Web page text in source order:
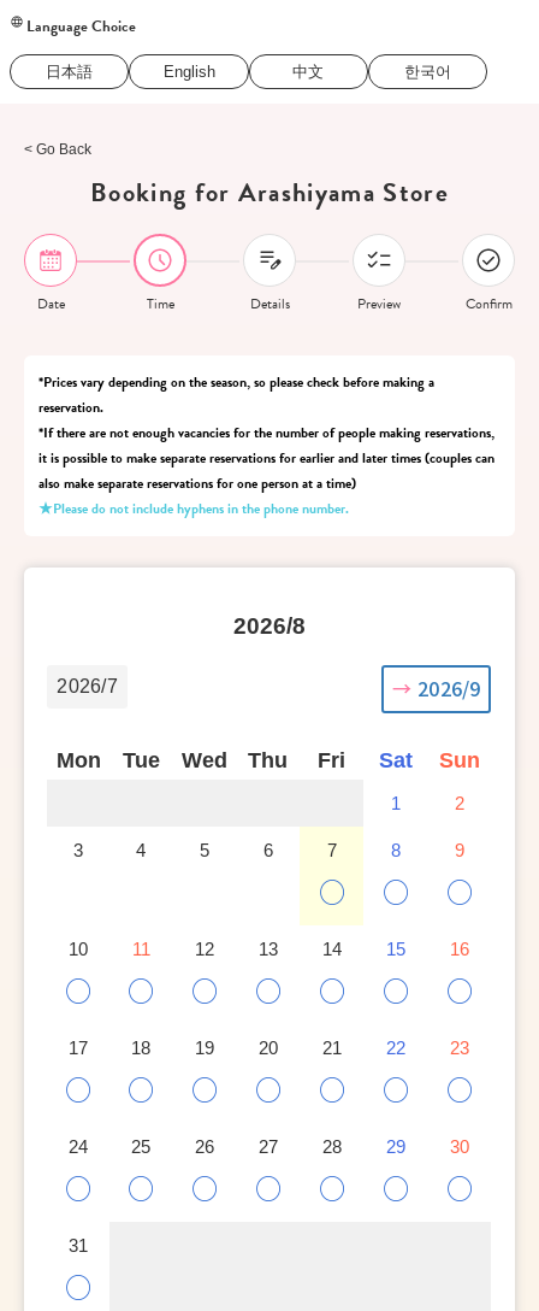
Language Choice
日本語 English 中文 한국어
< Go Back
Booking for Arashiyama Store
Date Time Details Preview Confirm
*Prices vary depending on the season, so please check before making a
reservation.
*If there are not enough vacancies for the number of people making reservations,
it is possible to make separate reservations for earlier and later times (couples can
also make separate reservations for one person at a time)
★Please do not include hyphens in the phone number.
2026/8
2026/7 2026/9
Mon Tue Wed Thu Fri Sat Sun
1 2
3 4 5 6 7
○
8
○
9
○
10
○
11
○
12
○
13
○
14
○
15
○
16
○
17
○
18
○
19
○
20
○
21
○
22
○
23
○
24
○
25
○
26
○
27
○
28
○
29
○
30
○
31
○